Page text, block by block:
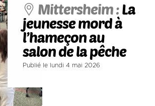
Mittersheim :La
jeunesse mord à
l’hameçon au
salon de la pêche
Publié le lundi 4 mai 2026